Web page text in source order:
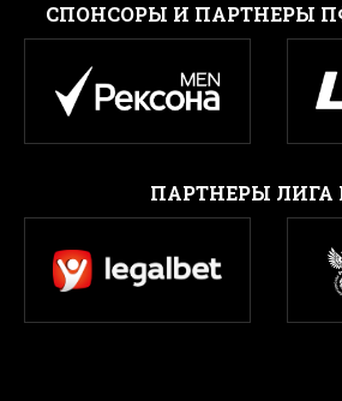
CПОНСОРЫ И ПАРТНЕРЫ
ПАРТНЕРЫ ЛИГА